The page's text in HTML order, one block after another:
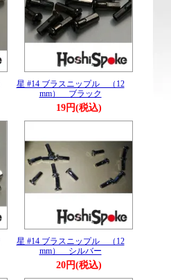
星 #14 ブラスニップル （12
mm） ブラック
19円(税込)
星 #14 ブラスニップル （12
mm） シルバー
20円(税込)